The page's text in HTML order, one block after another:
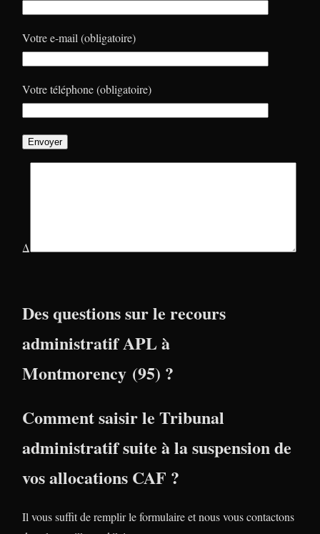
Votre e-mail (obligatoire)
Votre téléphone (obligatoire)
Δ
Des questions sur le recours
administratif APL à
Montmorency (95) ?
Comment saisir le Tribunal
administratif suite à la suspension de
vos allocations CAF ?
Il vous suffit de remplir le formulaire et nous vous contactons